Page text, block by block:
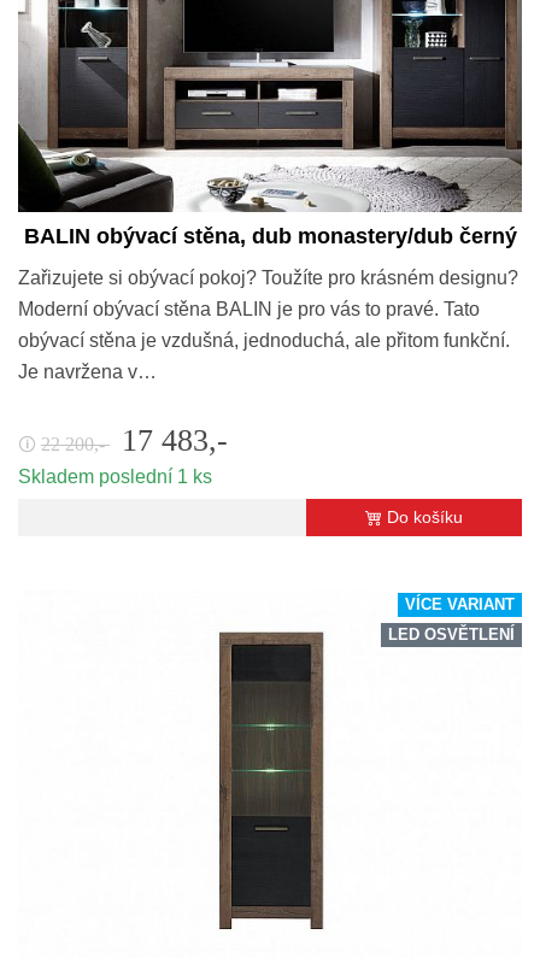
BALIN obývací stěna, dub monastery/dub černý
Zařizujete si obývací pokoj? Toužíte pro krásném designu?
Moderní obývací stěna BALIN je pro vás to pravé. Tato
obývací stěna je vzdušná, jednoduchá, ale přitom funkční.
Je navržena v…
🛈 22 200,- 17 483,-
Skladem poslední 1 ks
Do košíku
VÍCE VARIANT
LED OSVĚTLENÍ